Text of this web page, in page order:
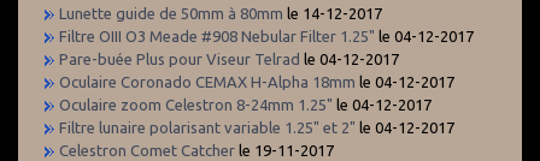
Lunette guide de 50mm à 80mm le 14-12-2017
Filtre OIII O3 Meade #908 Nebular Filter 1.25" le 04-12-2017
Pare-buée Plus pour Viseur Telrad le 04-12-2017
Oculaire Coronado CEMAX H-Alpha 18mm le 04-12-2017
Oculaire zoom Celestron 8-24mm 1.25" le 04-12-2017
Filtre lunaire polarisant variable 1.25" et 2" le 04-12-2017
Celestron Comet Catcher le 19-11-2017